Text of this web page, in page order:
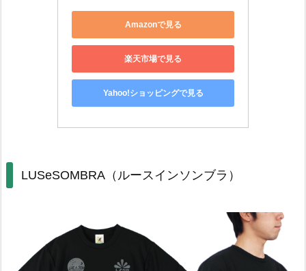
Amazonで見る
楽天市場で見る
Yahoo!ショッピングで見る
LUSeSOMBRA（ルースインソンブラ）